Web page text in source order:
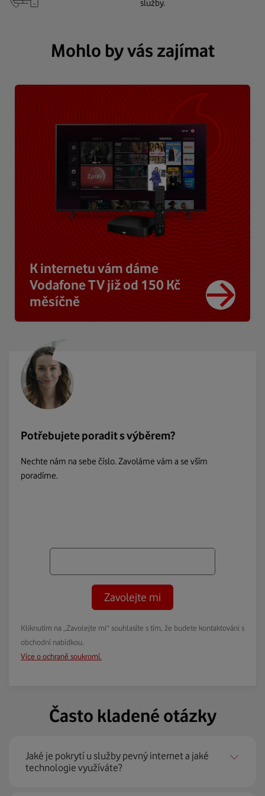
služby.
Mohlo by vás zajímat
K internetu vám dáme
Vodafone TV již od 150 Kč
měsíčně
Potřebujete poradit s výběrem?
Nechte nám na sebe číslo. Zavoláme vám a se vším
poradíme.
Zavolejte mi
Kliknutím na „Zavolejte mi“ souhlasíte s tím, že budete kontaktováni s
obchodní nabídkou.
Více o ochraně soukromí.
Často kladené otázky
Jaké je pokrytí u služby pevný internet a jaké
technologie využíváte?